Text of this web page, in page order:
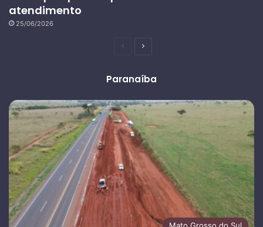
atendimento
25/06/2026
PáginaPróxima
Paranaíba
Mato Grosso do Sul